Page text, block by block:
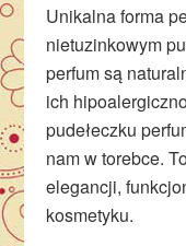
Unikalna forma
nietuzinkowym
perfum są
ich
pudełeczku
nam w torebce.
elegancji,
kosmetyku.